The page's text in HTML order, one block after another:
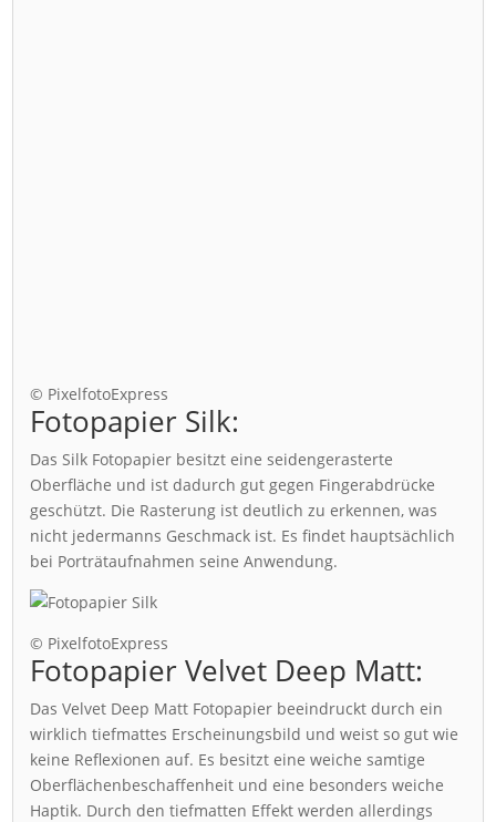
© PixelfotoExpress
Fotopapier Silk:
Das Silk Fotopapier besitzt eine seidengerasterte
Oberfläche und ist dadurch gut gegen Fingerabdrücke
geschützt. Die Rasterung ist deutlich zu erkennen, was
nicht jedermanns Geschmack ist. Es findet hauptsächlich
bei Porträtaufnahmen seine Anwendung.
© PixelfotoExpress
Fotopapier Velvet Deep Matt:
Das Velvet Deep Matt Fotopapier beeindruckt durch ein
wirklich tiefmattes Erscheinungsbild und weist so gut wie
keine Reflexionen auf. Es besitzt eine weiche samtige
Oberflächenbeschaffenheit und eine besonders weiche
Haptik. Durch den tiefmatten Effekt werden allerdings